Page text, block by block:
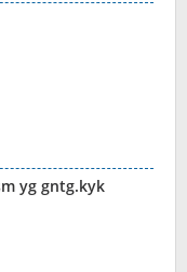
yg gntg.kyk